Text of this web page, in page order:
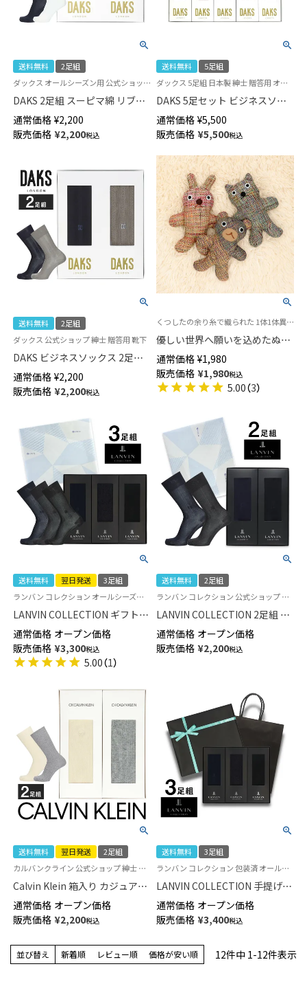
送料無料
2足組
ダックス オールシーズン用 公式ショップ 紳士 贈答用 靴下
DAKS 2足組 スーピマ綿 リブソ
ックス 包装済ギフトセット カ
ジュアル クルー丈 メンズ
02534015（DAC-20）giftset
通常価格 ¥2,200
販売価格 ¥2,200税込
送料無料
5足組
ダックス 5足組 日本製 紳士 贈答用 オールシーズン用 靴下
DAKS 5足セット ビジネスソッ
クス 包装済ギフトセット 綿
100％ クルー丈 メンズ
02534009（DA-50）giftset
通常価格 ¥5,500
販売価格 ¥5,500税込
送料無料
2足組
ダックス 公式ショップ 紳士 贈答用 靴下
DAKS ビジネスソックス 2足組
ギフトセット 綿100％ オールシ
ーズン用 クルー丈 メンズ 日本
製 包装済 02534007（DA-20）
通常価格 ¥2,200
販売価格 ¥2,200税込
くつしたの余り糸で織られた 1体1体異なる 個性を持つぬいぐるみ
優しい世界へ願いを込めたぬい
ぐるみ 「かわろね kawarone」
ナイガイ×工房ラピール つなぐ
るみ （つなぐ+ぬいぐるみ）
90301032
通常価格 ¥1,980
販売価格 ¥1,980税込
5.00（3）
送料無料 翌日発送
3足組
ランバン コレクション オールシーズン用 紳士 贈答用 靴下
LANVIN COLLECTION ギフトセ
ット 3足組 リブ編み ビジネスソ
ックス クルー丈 包装済 メンズ
【365日最短翌日発送】
02492053（LV-30）giftset
通常価格 オープン価格
販売価格 ¥3,300税込
5.00（1）
送料無料
2足組
ランバン コレクション 公式ショップ 紳士 贈答用 靴下
LANVIN COLLECTION 2足組 ビ
ジネスソックス ギフトセット
オールシーズン用 リブ編み ク
ルー丈 包装済 メンズ
通常価格 オープン価格
販売価格 ¥2,200税込
送料無料 翌日発送
2足組
カルバンクライン 公式ショップ 紳士 贈答用 靴下
Calvin Klein 箱入り カジュアル
ソックス 2足セット オールシー
ズン用 ロゴ刺繡 リブ クルー丈
包装済 メンズ【365日最短翌日
giftset
通常価格 オープン価格
販売価格 ¥2,200税込
送料無料
3足組
ランバン コレクション 包装済 オールシーズン用 公式ショップ 紳士 贈答用 靴下
LANVIN COLLECTION 手提げ紙
袋付き 3足組ギフトセット リブ
編み クルー丈 ビジネス ソック
ス メンズ 02492053（LV-30-
通常価格 オープン価格
販売価格 ¥3,400税込
並び替え 新着順 レビュー順 価格が安い順 12件中 1-12件表示